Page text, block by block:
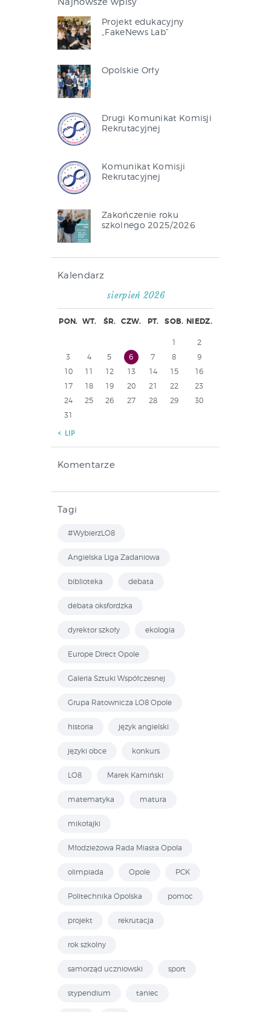
Projekt edukacyjny
„FakeNews Lab”
Opolskie Orły
Drugi Komunikat Komisji
Rekrutacyjnej
Komunikat Komisji
Rekrutacyjnej
Zakończenie roku
szkolnego 2025/2026
Kalendarz
sierpień 2026
PON. WT. ŚR. CZW. PT. SOB. NIEDZ.
1
2
3
4 5 6 7 8
9
10
11 12 13 14 15
16
17
18 19 20 21 22
23
24
25 26 27 28 29
30
31
« LIP
Komentarze
Tagi
#WybierzLO8
Angielska Liga Zadaniowa
biblioteka debata
debata oksfordzka
dyrektor szkoły ekologia
Europe Direct Opole
Galeria Sztuki Współczesnej
Grupa Ratownicza LO8 Opole
historia język angielski
języki obce konkurs
LO8 Marek Kamiński
matematyka matura
mikołajki
Młodzieżowa Rada Miasta Opola
olimpiada Opole PCK
Politechnika Opolska pomoc
projekt rekrutacja
rok szkolny
samorząd uczniowski sport
stypendium taniec